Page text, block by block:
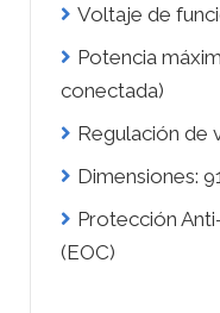
Voltaje de
Potencia
conectada)
Regulación de
Dimensiones:
Protección
(EOC)